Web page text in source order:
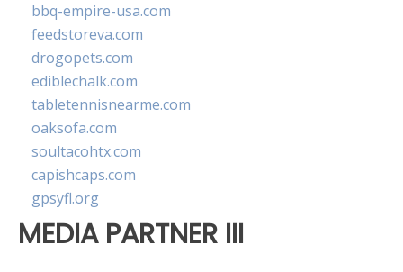
bbq-empire-usa.com
feedstoreva.com
drogopets.com
ediblechalk.com
tabletennisnearme.com
oaksofa.com
soultacohtx.com
capishcaps.com
gpsyfl.org
MEDIA PARTNER III